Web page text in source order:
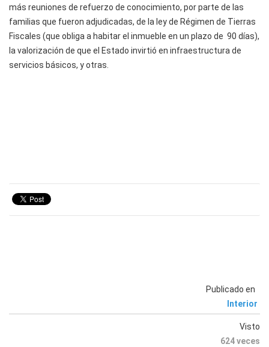
Publicado en
Interior
Visto
624 veces
más reuniones de refuerzo de conocimiento, por parte de las
familias que fueron adjudicadas, de la ley de Régimen de Tierras
Fiscales (que obliga a habitar el inmueble en un plazo de 90 días),
la valorización de que el Estado invirtió en infraestructura de
servicios básicos, y otras.